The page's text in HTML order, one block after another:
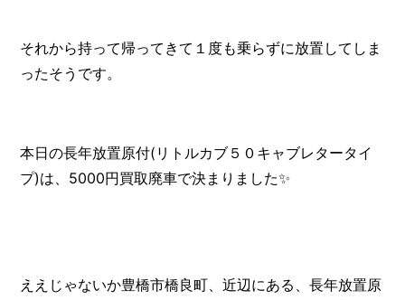
それから持って帰ってきて１度も乗らずに放置してしま
ったそうです。
本日の長年放置原付(リトルカブ５０キャブレタータイ
プ)は、5000円買取廃車で決まりました✨
ええじゃないか豊橋市橋良町、近辺にある、長年放置原